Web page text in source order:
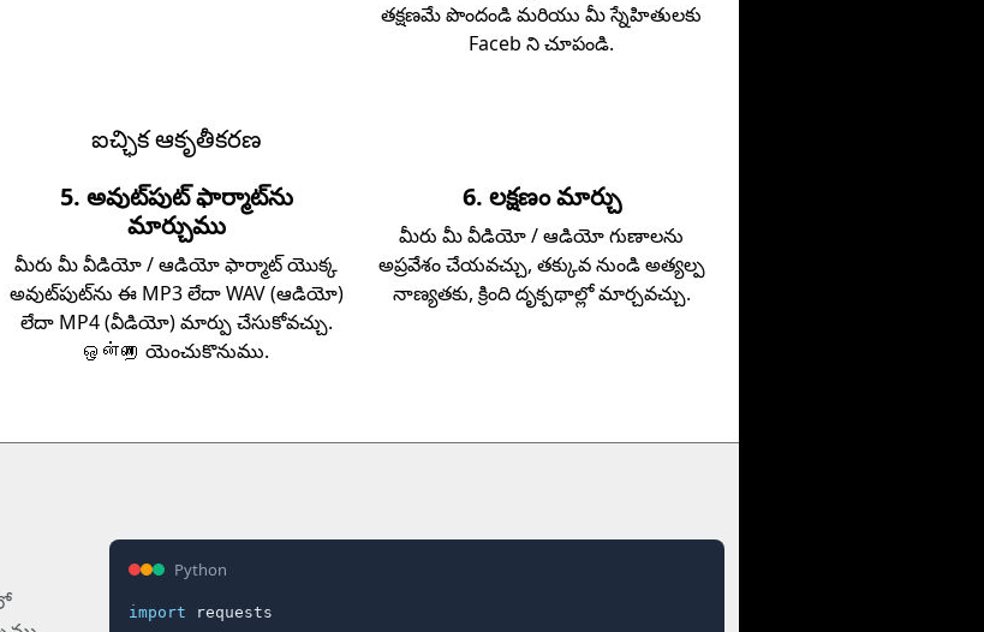
తక్షణమే పొందండి మరియు మీ స్నేహితులకు
Faceb ని చూపండి.
ఐచ్ఛిక ఆకృతీకరణ
5. అవుట్‌పుట్ ఫార్మాట్‌ను
మార్చుము
మీరు మీ వీడియో / ఆడియో ఫార్మాట్‌ యొక్క
అవుట్‌పుట్‌ను ఈ MP3 లేదా WAV (ఆడియో)
లేదా MP4 (వీడియో) మార్పు చేసుకోవచ్చు.
ஒன்றை యెంచుకొనుము.
6. లక్షణం మార్చు
మీరు మీ వీడియో / ఆడియో గుణాలను
అప్రవేశం చేయవచ్చు, తక్కువ నుండి అత్యల్ప
నాణ్యతకు, క్రింది దృక్పథాల్లో మార్చవచ్చు.
Python
import requests